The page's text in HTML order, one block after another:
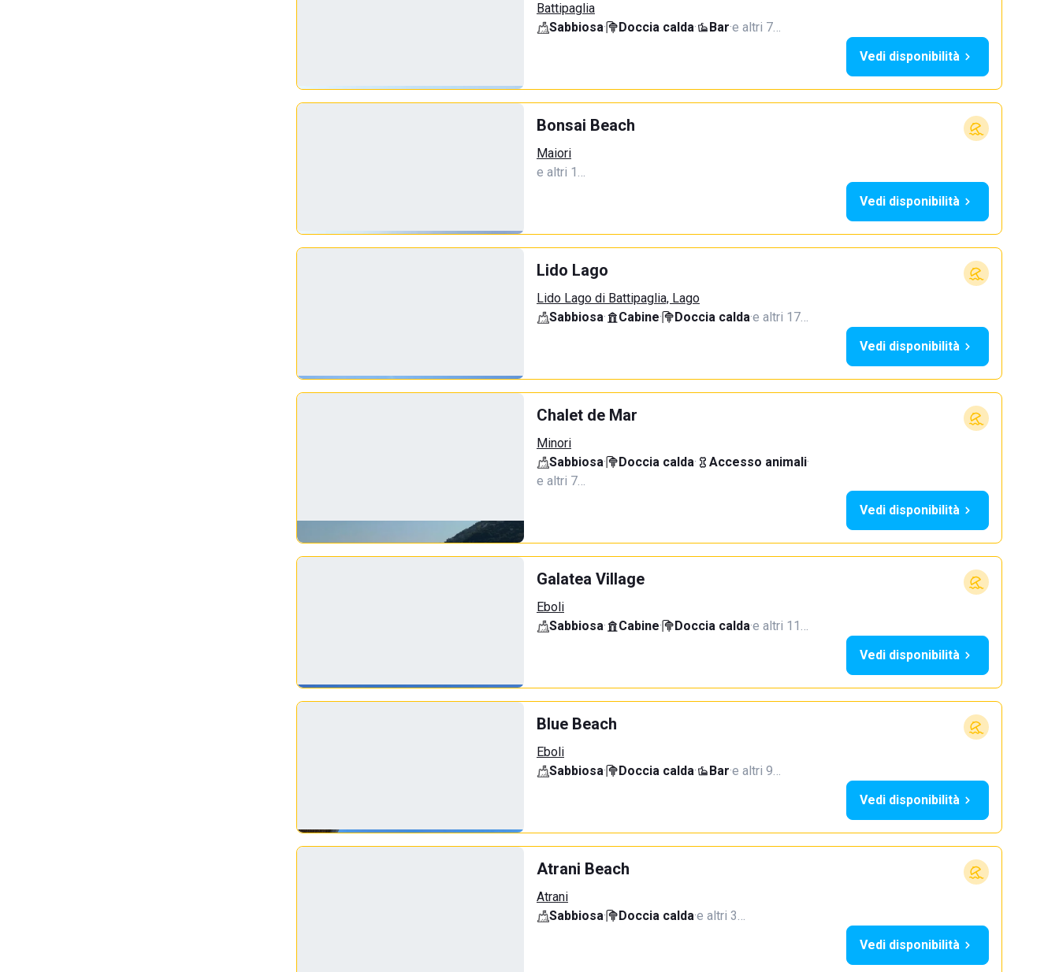
Battipaglia
Sabbiosa· Doccia calda· Bar·e altri 7…
Vedi disponibilità
Bonsai Beach
Maiori
e altri 1…
Vedi disponibilità
Lido Lago
Lido Lago di Battipaglia, Lago
Sabbiosa· Cabine· Doccia calda·e altri 17…
Vedi disponibilità
Chalet de Mar
Minori
Sabbiosa· Doccia calda· Accesso animali·
e altri 7…
Vedi disponibilità
Galatea Village
Eboli
Sabbiosa· Cabine· Doccia calda·e altri 11…
Vedi disponibilità
Blue Beach
Eboli
Sabbiosa· Doccia calda· Bar·e altri 9…
Vedi disponibilità
Atrani Beach
Atrani
Sabbiosa· Doccia calda·e altri 3…
Vedi disponibilità